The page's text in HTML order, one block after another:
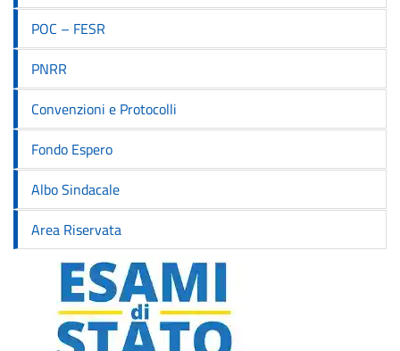
POC – FESR
PNRR
Convenzioni e Protocolli
Fondo Espero
Albo Sindacale
Area Riservata